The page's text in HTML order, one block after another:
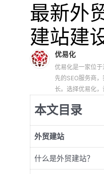
最新外
建站建
优易化
优易化是一家位
先的SEO服务商
长。选择优易化，
本文目录
外贸建站
什么是外贸建站？